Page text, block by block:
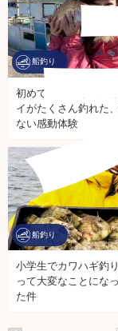
船釣り
初めての船釣りで大好
イがたくさん釣れた
ない感動体験
船釣り
小学生でカワハギ釣
って大変なことにな
た件